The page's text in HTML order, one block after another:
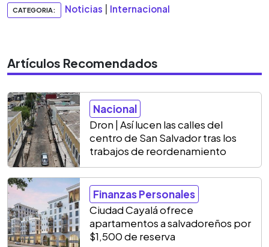
CATEGORIA: Noticias Internacional
Artículos Recomendados
Nacional
Dron | Así lucen las calles del
centro de San Salvador tras los
trabajos de reordenamiento
Finanzas Personales
Ciudad Cayalá ofrece
apartamentos a salvadoreños por
$1,500 de reserva